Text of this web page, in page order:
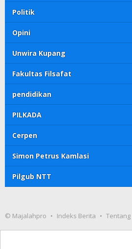
Politik
Opini
Unwira Kupang
Fakultas Filsafat
pendidikan
PILKADA
Cerpen
Simon Petrus Kamlasi
Pilgub NTT
© Majalahpro Indeks Berita Tentang